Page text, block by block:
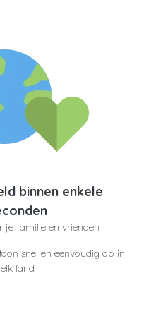
binnen enkele
je familie en vrienden
snel en eenvoudig op in
elk land